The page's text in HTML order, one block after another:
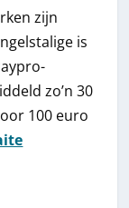
zijn
is
zo’n 30
100 euro